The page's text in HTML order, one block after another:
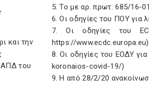
και την
ΑΠΔ του
5. Το με αρ. πρωτ. 685/16-
6. Oι οδηγίες του ΠΟΥ για
7. Οι οδηγίες του
https://www.ecdc.europa.eu)
8. Οι οδηγίες του ΕΟΔΥ
koronaios-covid-19/)
9. Η από 28/2/20